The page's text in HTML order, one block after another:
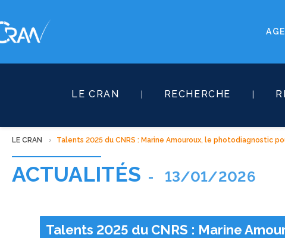
LE CRAN RECHERCHE
LE CRAN Talents 2025 du CNRS : Marine Amouroux, le photodiagnostic
ACTUALITÉS - 13/01/2026
Talents 2025 du CNRS : Marine